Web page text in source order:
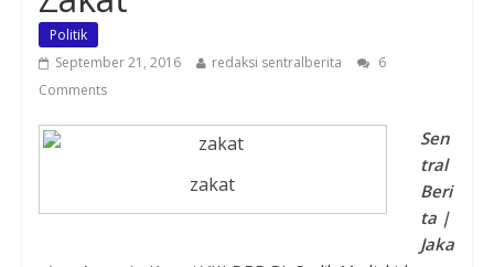
Politik
September 21, 2016
redaksi sentralberita
6
Comments
zakat
Sen
tral
Beri
ta |
Jaka